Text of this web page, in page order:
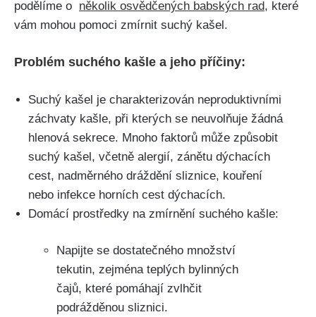
podělíme o ⁢ několik osvědčených babských rad, které
vám mohou pomoci zmírnit suchý kašel.
Problém suchého kašle a jeho příčiny:
Suchý kašel je charakterizován neproduktivními‍
záchvaty kašle, při kterých se neuvolňuje žádná
hlenová sekrece. Mnoho faktorů‌ může způsobit
‌suchý kašel, včetně alergií, ‌zánětu dýchacích
cest, nadměrného dráždění ​sliznice, kouření
nebo infekce horních cest dýchacích.
Domácí⁤ prostředky ⁤na zmírnění suchého kašle:
Napijte se dostatečného množství
tekutin, zejména teplých bylinných
čajů, které pomáhají ⁣zvlhčit
podrážděnou⁣ sliznici.